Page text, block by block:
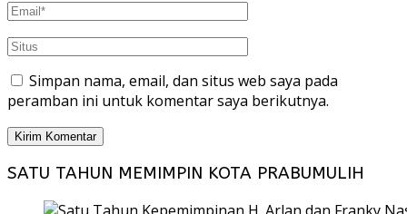
Simpan nama, email, dan situs web saya pada
peramban ini untuk komentar saya berikutnya.
SATU TAHUN MEMIMPIN KOTA PRABUMULIH